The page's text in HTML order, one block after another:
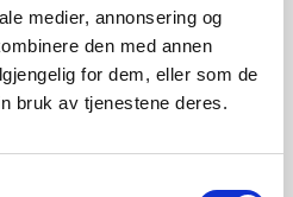
medier, annonsering og
den med annen
for dem, eller som de
bruk av tjenestene deres.
DETALJERT